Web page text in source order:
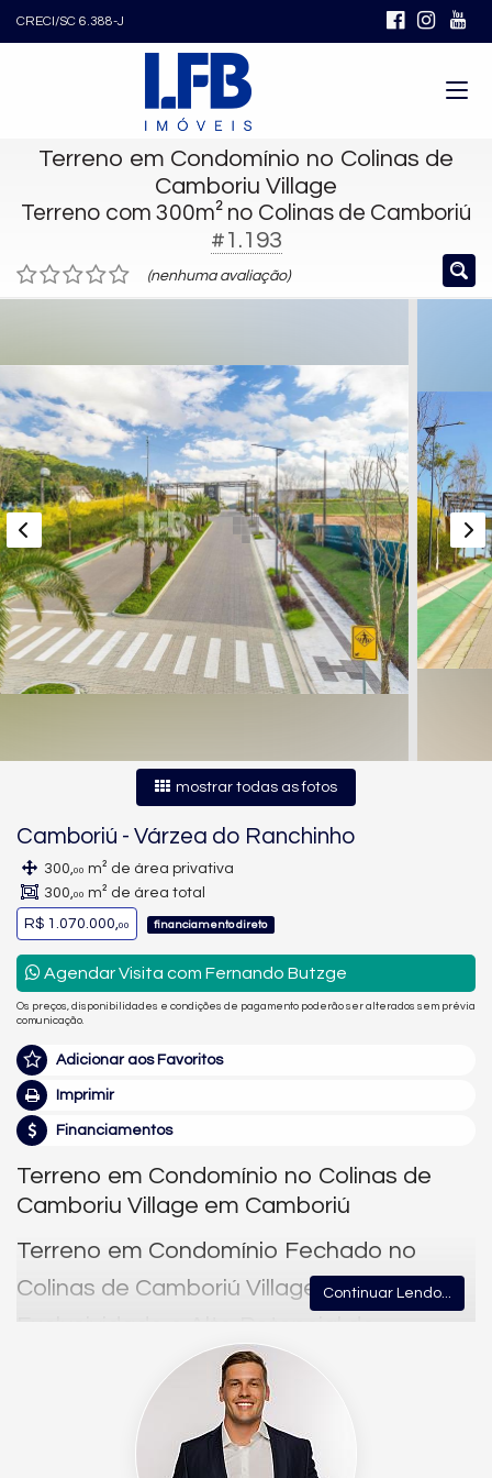
CRECI/SC 6.388-J
Terreno em Condomínio no Colinas de
Camboriu Village
Terreno com 300m² no Colinas de Camboriú
#1.193
(nenhuma avaliação)
mostrar todas as fotos
Camboriú - Várzea do Ranchinho
300,00 m² de área privativa
300,00 m² de área total
R$ 1.070.000,00 financiamento direto
Agendar Visita com Fernando Butzge
Os preços, disponibilidades e condições de pagamento poderão ser alterados sem prévia
comunicação.
Adicionar aos Favoritos
Imprimir
Financiamentos
Terreno em Condomínio no Colinas de
Camboriu Village em Camboriú
Terreno em Condomínio Fechado no
Colinas de Camboriú Village | Natureza,
Exclusividade e Alto Potencial de
novo conceito de viver bem em Camboriú
sofisticação, segurança e contato com a natureza se unem em
um dos projetos mais exclusivos da região. O
Camboriú Village
é um bairro planejado de alto padrão
Continuar Lendo...